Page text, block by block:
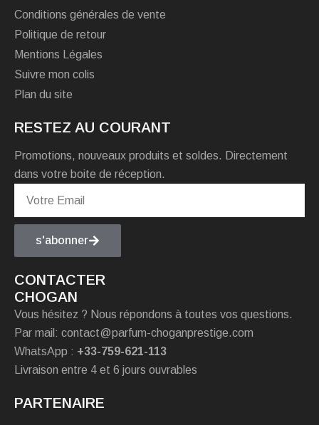
Conditions générales de vente
Politique de retour
Mentions Légales
Suivre mon colis
Plan du site
RESTEZ AU COURANT
Promotions, nouveaux produits et soldes. Directement
dans votre boite de réception.
s'abonner
CONTACTER
CHOGAN
Vous hésitez ? Nous répondons à toutes vos questions.
Par mail: contact@parfum-choganprestige.com
WhatsApp : +33-759-621-113
Livraison entre 4 et 6 jours ouvrables
PARTENAIRE